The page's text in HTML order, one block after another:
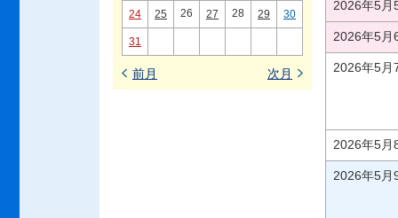
24 25 26 27 28 29 30
31
前月 次月
2026年5月
2026年5月
2026年5月
2026年5月
2026年5月